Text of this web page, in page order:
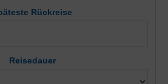
Rückreise
Reisedauer